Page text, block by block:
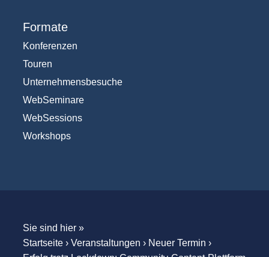
Formate
Konferenzen
Touren
Unternehmensbesuche
WebSeminare
WebSessions
Workshops
Sie sind hier »
Startseite› Veranstaltungen › Neuer Termin ›